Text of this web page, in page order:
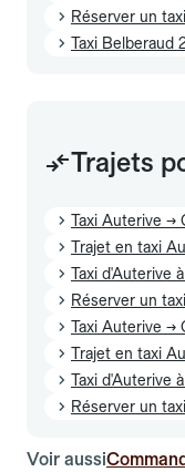
Réserver un
Taxi Belberaud
Trajets
Taxi Auterive →
Trajet en taxi
Taxi d'Auterive
Réserver un
Taxi Auterive →
Trajet en taxi
Taxi d'Auterive
Réserver un
Voir aussi